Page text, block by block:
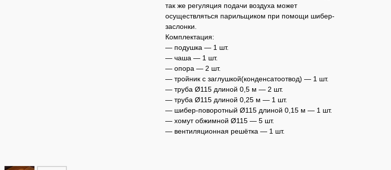
так же регуляция подачи воздуха может
осуществляться парильщиком при помощи шибер-
заслонки.
Комплектация:
— подушка — 1 шт.
— чаша — 1 шт.
— опора — 2 шт.
— тройник с заглушкой(конденсатоотвод) — 1 шт.
— труба Ø115 длиной 0,5 м — 2 шт.
— труба Ø115 длиной 0,25 м — 1 шт.
— шибер-поворотный Ø115 длиной 0,15 м — 1 шт.
— хомут обжимной Ø115 — 5 шт.
— вентиляционная решётка — 1 шт.